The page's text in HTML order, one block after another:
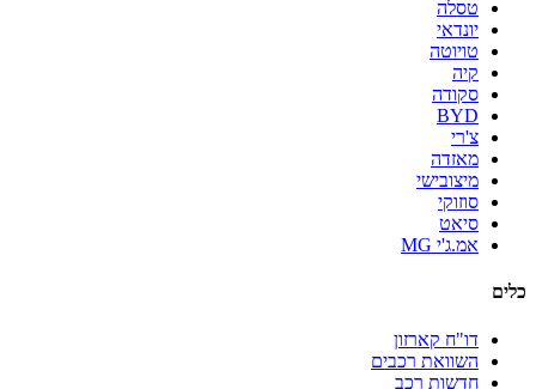
טסלה
יונדאי
טויוטה
קיה
סקודה
BYD
צ'רי
מאזדה
מיצובישי
סוזוקי
סיאט
אמ.ג'י MG
כלים
דו"ח קארזון
השוואת רכבים
חדשות רכב